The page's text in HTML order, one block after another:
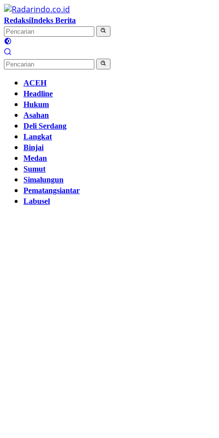
Langsung
ke
konten
RedaksiIndeks Berita
ACEH
Headline
Hukum
Asahan
Deli Serdang
Langkat
Binjai
Medan
Sumut
Simalungun
Pematangsiantar
Labusel